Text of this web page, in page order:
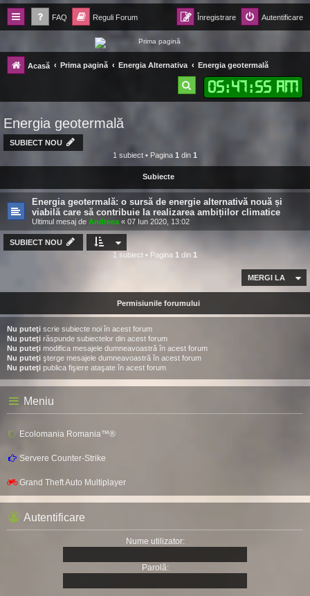
FAQ Reguli Forum Autentificare
Înregistrare
Forum Ecolomania™®
-= Idei pentru viitor =-
Acasă Prima pagină Energia Alternativa Energia geotermală
05:47:55 AM
ă
Energia geotermală
SUBIECT NOU
1 subiect • Pagina 1 din 1
Subiecte
Energia geotermală: o sursă de energie alternativă nouă și
viabilă care să contribuie la realizarea ambițiilor climatice
Ultimul mesaj de Andreea « 07 Iun 2020, 13:02
SUBIECT NOU
1 subiect • Pagina 1 din 1
MERGI LA
Permisiunile forumului
Nu puteţi scrie subiecte noi în acest forum
Nu puteţi răspunde subiectelor din acest forum
Nu puteţi modifica mesajele dumneavoastră în acest forum
Nu puteţi şterge mesajele dumneavoastră în acest forum
Nu puteţi publica fişiere ataşate în acest forum
Meniu
Ecolomania Romania™®
Servere Counter-Strike
Grand Theft Auto Multiplayer
Autentificare
Nume utilizator:
Parolă: